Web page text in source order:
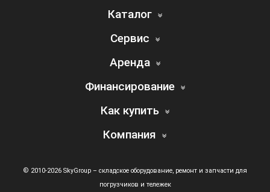
Каталог
Сервис
Аренда
Финансирование
Как купить
Компания
© 2010-2026 SkyGroup – складское оборудование, ремонт и запчасти для
погрузчиков и тележек